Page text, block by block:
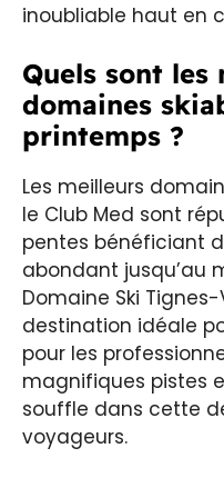
inoubliable haut en
Quels sont les
domaines
printemps ?
Les meilleurs
le Club Med sont
pentes bénéficiant
abondant jusqu’au
Domaine Ski
destination idéale
pour les
magnifiques pistes
souffle dans cette
voyageurs.